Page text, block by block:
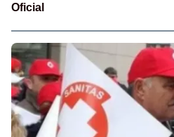
Oficial